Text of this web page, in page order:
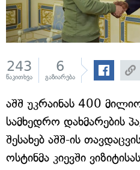
243
წაკითხვა
6
გაზიარება
აშშ უკრაინას 400
სამხედრო დახმარების
შესახებ აშშ-ის
ოსტინმა კიევში